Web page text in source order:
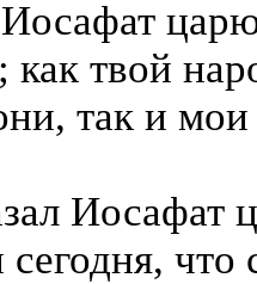
Иосафат
как твой
так и
Иосафат
сегодня,